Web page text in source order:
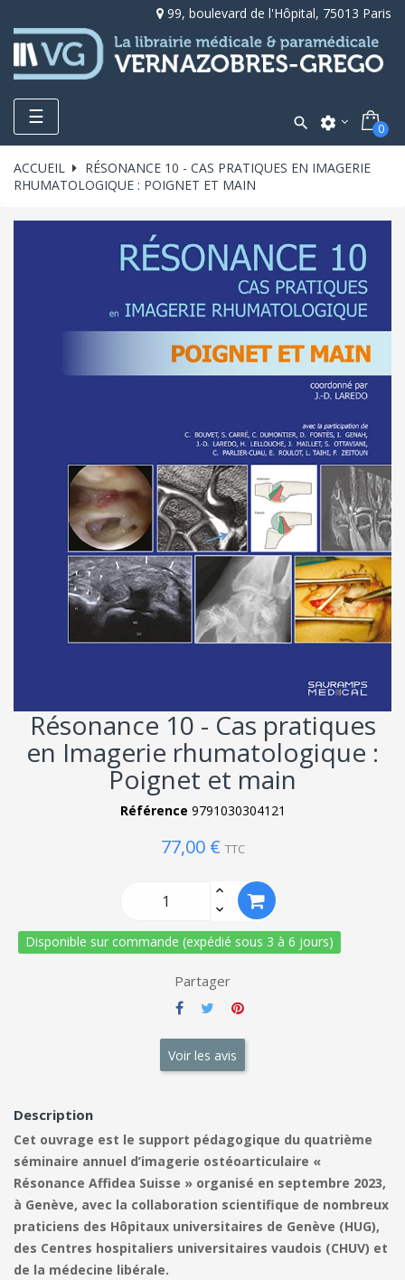
99, boulevard de l'Hôpital, 75013 Paris
Toggle
navigation
☰  settings 0
ACCUEIL
RÉSONANCE 10 - CAS PRATIQUES EN IMAGERIE
RHUMATOLOGIQUE : POIGNET ET MAIN
Résonance 10 - Cas pratiques
en Imagerie rhumatologique :
Poignet et main
Référence 9791030304121
77,00 € TTC
Disponible sur commande (expédié sous 3 à 6 jours)
Partager
Voir les avis
Description
Cet ouvrage est le support pédagogique du quatrième
séminaire annuel d’imagerie ostéoarticulaire «
Résonance Affidea Suisse » organisé en septembre 2023,
à Genève, avec la collaboration scientifique de nombreux
praticiens des Hôpitaux universitaires de Genève (HUG),
des Centres hospitaliers universitaires vaudois (CHUV) et
de la médecine libérale.